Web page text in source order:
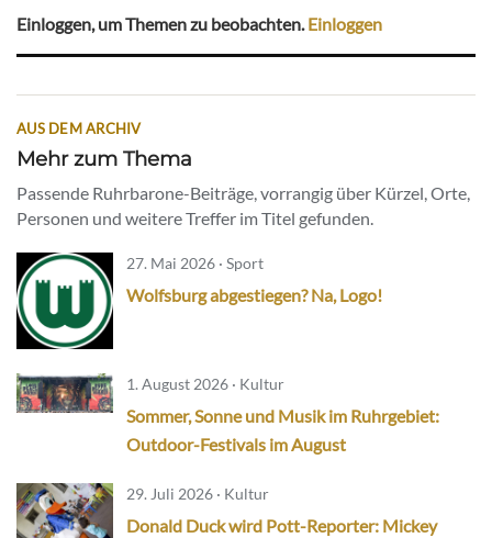
Einloggen, um Themen zu beobachten.Einloggen
AUS DEM ARCHIV
Mehr zum Thema
Passende Ruhrbarone-Beiträge, vorrangig über Kürzel, Orte,
Personen und weitere Treffer im Titel gefunden.
27. Mai 2026 · Sport
Wolfsburg abgestiegen? Na, Logo!
1. August 2026 · Kultur
Sommer, Sonne und Musik im Ruhrgebiet:
Outdoor-Festivals im August
29. Juli 2026 · Kultur
Donald Duck wird Pott-Reporter: Mickey